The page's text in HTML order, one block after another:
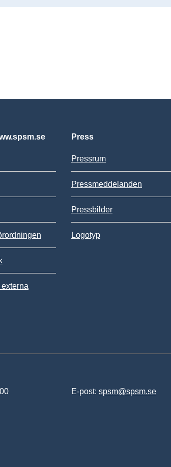
Press
Pressrum
Pressmeddelanden
Pressbilder
Logotyp
E-post: spsm@spsm.se